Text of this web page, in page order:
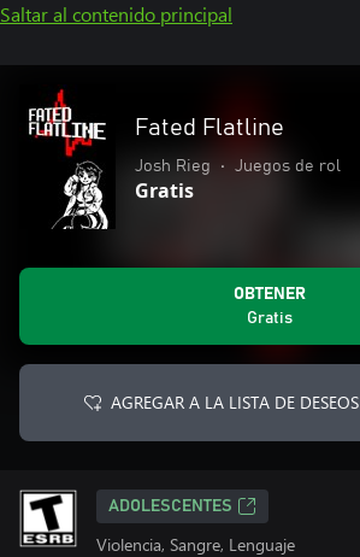
Saltar al contenido principal
Fated Flatline
Josh Rieg • Juegos de rol
Gratis
OBTENER
Gratis
AGREGAR A LA LISTA DE DESEOS
ADOLESCENTES
Violencia, Sangre, Lenguaje